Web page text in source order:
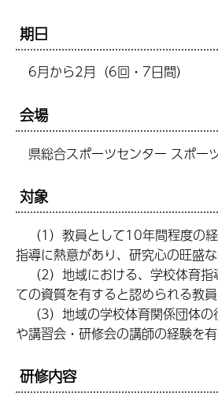
期日
6月から2月（6回・7日間）
会場
県総合スポーツセンター スポー
対象
（1）教員として10年間程度の
指導に熱意があり、研究心の旺盛
（2）地域における、学校体育指
ての資質を有すると認められる教員
（3）地域の学校体育関係団体の
や講習会・研修会の講師の経験を
研修内容